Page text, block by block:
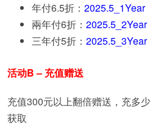
年付6.5折： 2025.5_1Year
兩年付6折： 2025.5_2Year
三年付5折： 2025.5_3Year
活动B – 充值赠送
充值300元以上翻倍赠送，充多
获取